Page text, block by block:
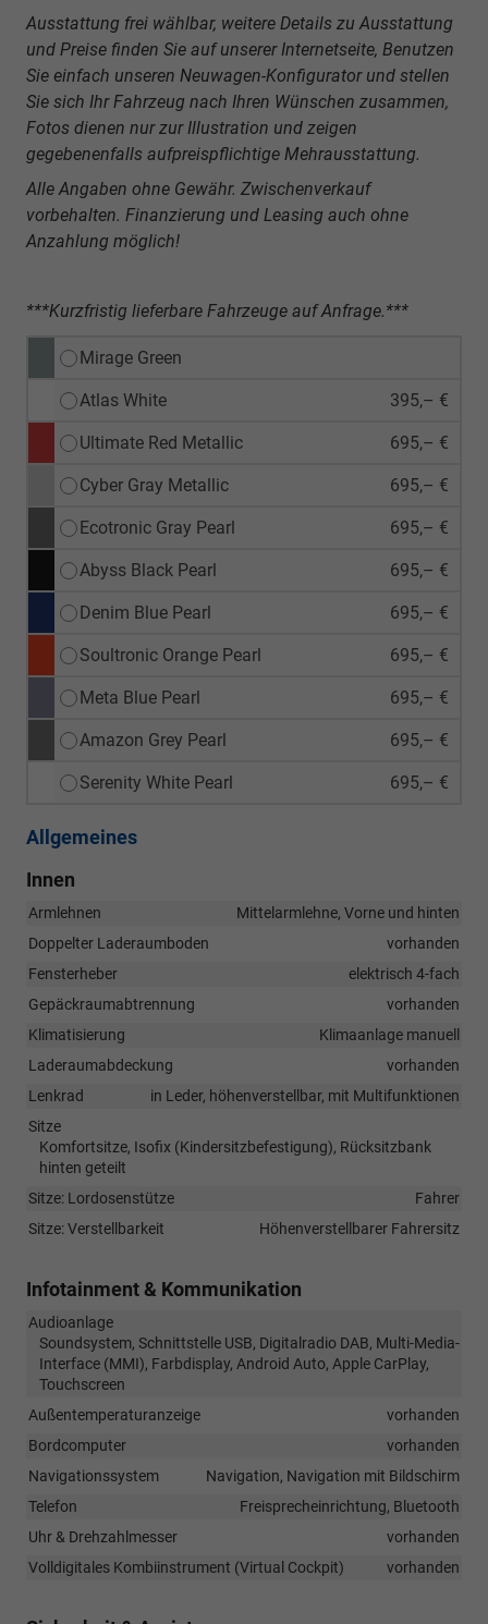
Ausstattung frei wählbar, weitere Details zu Ausstattung
und Preise finden Sie auf unserer Internetseite, Benutzen
Sie einfach unseren Neuwagen-Konfigurator und stellen
Sie sich Ihr Fahrzeug nach Ihren Wünschen zusammen,
Fotos dienen nur zur Illustration und zeigen
gegebenenfalls aufpreispflichtige Mehrausstattung.
Alle Angaben ohne Gewähr. Zwischenverkauf
vorbehalten. Finanzierung und Leasing auch ohne
Anzahlung möglich!
***Kurzfristig lieferbare Fahrzeuge auf Anfrage.***
Mirage Green
Atlas White 395,– €
Ultimate Red Metallic 695,– €
Cyber Gray Metallic 695,– €
Ecotronic Gray Pearl 695,– €
Abyss Black Pearl 695,– €
Denim Blue Pearl 695,– €
Soultronic Orange Pearl 695,– €
Meta Blue Pearl 695,– €
Amazon Grey Pearl 695,– €
Serenity White Pearl 695,– €
Allgemeines
Innen
Armlehnen
Mittelarmlehne, Vorne und hinten
Doppelter Laderaumboden
vorhanden
Fensterheber
elektrisch 4-fach
Gepäckraumabtrennung
vorhanden
Klimatisierung
Klimaanlage manuell
Laderaumabdeckung
vorhanden
Lenkrad
in Leder, höhenverstellbar, mit Multifunktionen
Sitze
Komfortsitze, Isofix (Kindersitzbefestigung), Rücksitzbank
hinten geteilt
Sitze: Lordosenstütze
Fahrer
Sitze: Verstellbarkeit
Höhenverstellbarer Fahrersitz
Infotainment & Kommunikation
Audioanlage
Soundsystem, Schnittstelle USB, Digitalradio DAB, Multi-Media-
Interface (MMI), Farbdisplay, Android Auto, Apple CarPlay,
Touchscreen
Außentemperaturanzeige
vorhanden
Bordcomputer
vorhanden
Navigationssystem
Navigation, Navigation mit Bildschirm
Telefon
Freisprecheinrichtung, Bluetooth
Uhr & Drehzahlmesser
vorhanden
Volldigitales Kombiinstrument (Virtual Cockpit)
vorhanden